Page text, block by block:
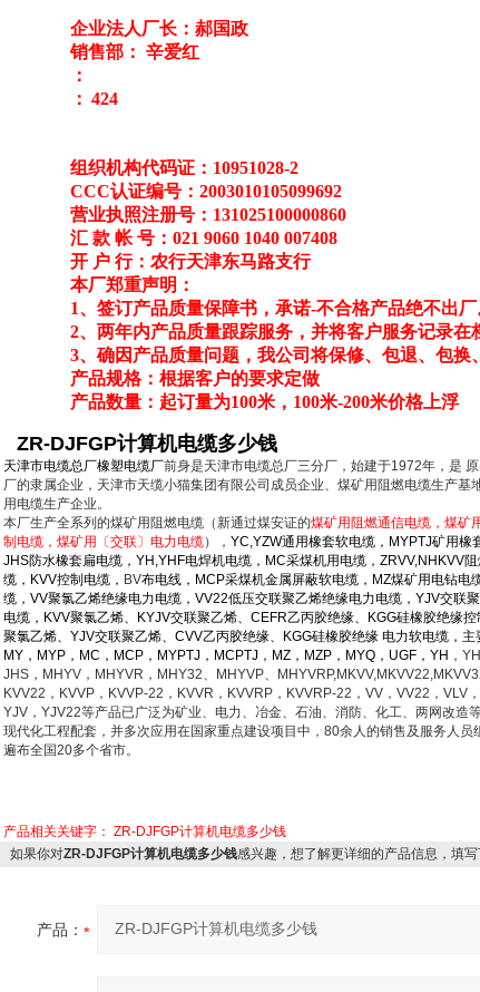
企业法人厂长：郝国政
销售部： 辛爱红
：
： 424
组织机构代码证：10951028-2
CCC认证编号：2003010105099692
营业执照注册号：131025100000860
汇 款 帐 号：021 9060 1040 007408
开 户 行：农行天津东马路支行
本厂郑重声明：
1、签订产品质量保障书，承诺-不合格产品绝不出厂
2、两年内产品质量跟踪服务，并将客户服务记录在
3、确因产品质量问题，我公司将保修、包退、包换
产品规格：根据客户的要求定做
产品数量：起订量为100米，100米-200米价格上浮
ZR-DJFGP计算机电缆多少钱
天津市电缆总厂橡塑电缆厂前身是天津市电缆总厂三分厂，始建于1972年，是
厂的隶属企业，天津市天缆小猫集团有限公司成员企业、煤矿用阻燃电缆生产基
用电缆生产企业。
本厂生产全系列的煤矿用阻燃电缆（新通过煤安证的煤矿用阻燃通信电缆，煤矿
制电缆，煤矿用〔交联〕电力电缆）， YC,YZW通用橡套软电缆，MYPTJ矿用橡
JHS防水橡套扁电缆，YH,YHF电焊机电缆，MC采煤机用电缆，ZRVV,NHKVV
缆，KVV控制电缆， BV布电线，MCP采煤机金属屏蔽软电缆，MZ煤矿用电钻电
缆，VV聚氯乙烯绝缘电力电缆，VV22低压交联聚乙烯绝缘电力电缆，YJV交联
电缆，KVV聚氯乙烯、KYJV交联聚乙烯、CEFR乙丙胶绝缘、KGG硅橡胶绝缘
聚氯乙烯、YJV交联聚乙烯、CVV乙丙胶绝缘、KGG硅橡胶绝缘 电力软电缆，主
MY，MYP，MC，MCP，MYPTJ，MCPTJ，MZ，MZP，MYQ，UGF，YH ，
JHS，MHYV，MHYVR，MHY32、MHYVP、
KVV22，KVVP，KVVP-22，KVVR，KVVRP，KVVRP-22，VV，VV22，VLV，
YJV，YJV22等产品已广泛为矿业、电力、冶金、石油、消防、化工、两网改造
现代化工程配套，并多次应用在国家重点建设项目中，80余人的销售及服务人员
遍布全国20多个省市。
产品相关关键字： ZR-DJFGP计算机电缆多少钱
如果你对ZR-DJFGP计算机电缆多少钱感兴趣，想了解更详细的产品信息，填写
产品：